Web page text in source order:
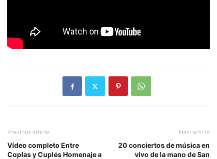
Previous article
Vídeo completo Entre
Coplas y Cuplés Homenaje a
Next article
20 conciertos de música en
vivo de la mano de San